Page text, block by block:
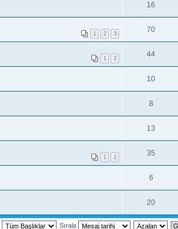
16
1 2 3 70
1 2 44
10
8
13
1 2 35
6
20
Sırala